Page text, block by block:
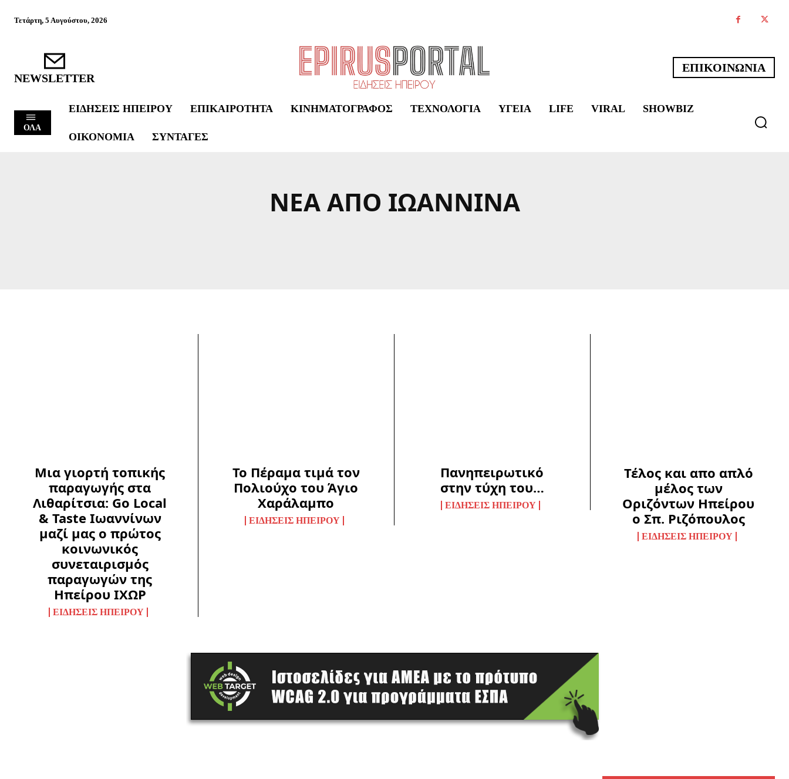
Τετάρτη, 5 Αυγούστου, 2026
NEWSLETTER
ΕΠΙΚΟΙΝΩΝΙΑ
ΟΛΑ
ΕΙΔΉΣΕΙΣ ΗΠΕΊΡΟΥ ΕΠΙΚΑΙΡΌΤΗΤΑ ΚΙΝΗΜΑΤΟΓΡΆΦΟΣ ΤΕΧΝΟΛΟΓΊΑ ΥΓΕΊΑ LIFE VIRAL SHOWBIZ
ΟΙΚΟΝΟΜΊΑ ΣΥΝΤΑΓΈΣ
ΝΈΑ ΑΠΌ ΙΩΆΝΝΙΝΑ
Μια γιορτή τοπικής
παραγωγής στα
Λιθαρίτσια: Go Local
& Taste Ιωαννίνων
μαζί μας ο πρώτος
κοινωνικός
συνεταιρισμός
παραγωγών της
Ηπείρου ΙΧΩΡ
ΕΙΔΉΣΕΙΣ ΗΠΕΊΡΟΥ
Το Πέραμα τιμά τον
Πολιούχο του Άγιο
Χαράλαμπο
ΕΙΔΉΣΕΙΣ ΗΠΕΊΡΟΥ
Πανηπειρωτικό
στην τύχη του…
ΕΙΔΉΣΕΙΣ ΗΠΕΊΡΟΥ
Τέλος και απο απλό
μέλος των
Οριζόντων Ηπείρου
ο Σπ. Ριζόπουλος
ΕΙΔΉΣΕΙΣ ΗΠΕΊΡΟΥ